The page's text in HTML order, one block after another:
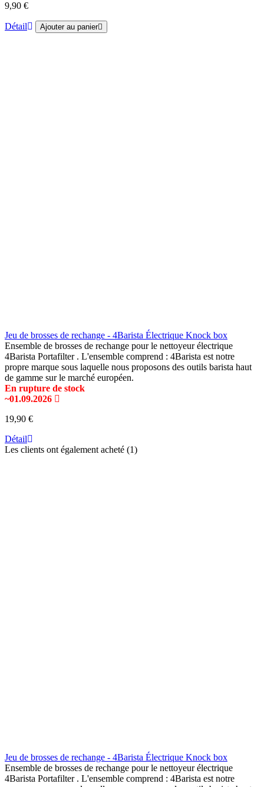
9,90 €
Détail Ajouter au panier
Jeu de brosses de rechange - 4Barista Électrique Knock box
Ensemble de brosses de rechange pour le nettoyeur électrique
4Barista Portafilter . L'ensemble comprend : 4Barista est notre
propre marque sous laquelle nous proposons des outils barista haut
de gamme sur le marché européen.
En rupture de stock
~01.09.2026
19,90 €
Détail
Les clients ont également acheté (1)
Jeu de brosses de rechange - 4Barista Électrique Knock box
Ensemble de brosses de rechange pour le nettoyeur électrique
4Barista Portafilter . L'ensemble comprend : 4Barista est notre